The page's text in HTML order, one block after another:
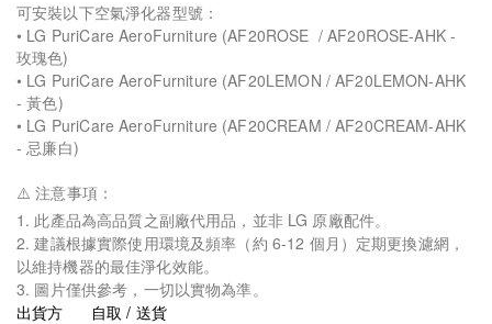
可安裝以下空氣淨化器型號：
• LG PuriCare AeroFurniture (AF20ROSE / AF20ROSE-AHK -
玫瑰色)
• LG PuriCare AeroFurniture (AF20LEMON / AF20LEMON-AHK
- 黃色)
• LG PuriCare AeroFurniture (AF20CREAM / AF20CREAM-AHK
- 忌廉白)
⚠️ 注意事項：
1. 此產品為高品質之副廠代用品，並非 LG 原廠配件。
2. 建議根據實際使用環境及頻率（約 6-12 個月）定期更換濾網，
以維持機器的最佳淨化效能。
3. 圖片僅供參考，一切以實物為準。
出貨方
自取 / 送貨